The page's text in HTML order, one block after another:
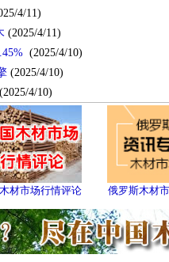
4/11)
(2025/4/11)
(2025/4/10)
(2025/4/10)
(2025/4/10)
材市场行情评论 俄罗斯木材